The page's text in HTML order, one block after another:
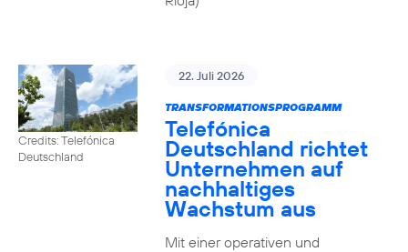
Credits: Telefónica
Deutschland
22. Juli 2026
TRANSFORMATIONSPROGRAMM
Telefónica
Deutschland richtet
Unternehmen auf
nachhaltiges
Wachstum aus
Mit einer operativen und